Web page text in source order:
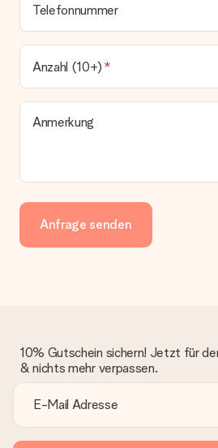
Telefonnummer
Anzahl (10+)
Anmerkung
Anfrage senden
10% Gutschein sichern! Jetzt für
& nichts mehr verpassen.